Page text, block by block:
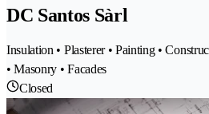
DC Santos Sàrl
Insulation • Plasterer • Painting •
• Masonry • Facades
Closed